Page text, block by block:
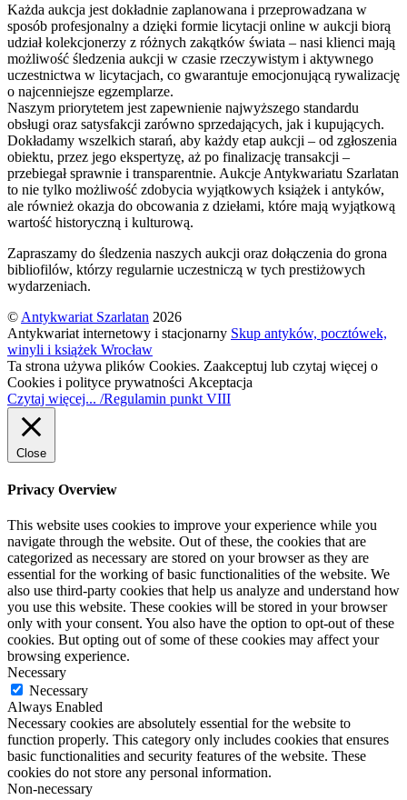
Każda aukcja jest dokładnie zaplanowana i przeprowadzana w
sposób profesjonalny a dzięki formie licytacji online w aukcji biorą
udział kolekcjonerzy z różnych zakątków świata – nasi klienci mają
możliwość śledzenia aukcji w czasie rzeczywistym i aktywnego
uczestnictwa w licytacjach, co gwarantuje emocjonującą rywalizację
o najcenniejsze egzemplarze.
Naszym priorytetem jest zapewnienie najwyższego standardu
obsługi oraz satysfakcji zarówno sprzedających, jak i kupujących.
Dokładamy wszelkich starań, aby każdy etap aukcji – od zgłoszenia
obiektu, przez jego ekspertyzę, aż po finalizację transakcji –
przebiegał sprawnie i transparentnie. Aukcje Antykwariatu Szarlatan
to nie tylko możliwość zdobycia wyjątkowych książek i antyków,
ale również okazja do obcowania z dziełami, które mają wyjątkową
wartość historyczną i kulturową.
Zapraszamy do śledzenia naszych aukcji oraz dołączenia do grona
bibliofilów, którzy regularnie uczestniczą w tych prestiżowych
wydarzeniach.
© Antykwariat Szarlatan 2026
Antykwariat internetowy i stacjonarny Skup antyków, pocztówek,
winyli i książek Wrocław
Ta strona używa plików Cookies. Zaakceptuj lub czytaj więcej o
Cookies i polityce prywatności Akceptacja
Czytaj więcej... /Regulamin punkt VIII
Close
Privacy Overview
This website uses cookies to improve your experience while you
navigate through the website. Out of these, the cookies that are
categorized as necessary are stored on your browser as they are
essential for the working of basic functionalities of the website. We
also use third-party cookies that help us analyze and understand how
you use this website. These cookies will be stored in your browser
only with your consent. You also have the option to opt-out of these
cookies. But opting out of some of these cookies may affect your
browsing experience.
Necessary
Necessary
Always Enabled
Necessary cookies are absolutely essential for the website to
function properly. This category only includes cookies that ensures
basic functionalities and security features of the website. These
cookies do not store any personal information.
Non-necessary